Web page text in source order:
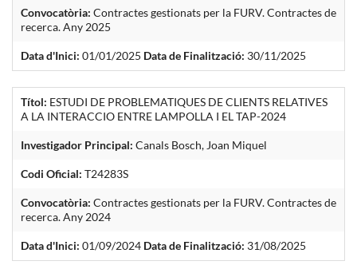
Convocatòria: Contractes gestionats per la FURV. Contractes de
recerca. Any 2025
Data d'Inici: 01/01/2025 Data de Finalització: 30/11/2025
Títol: ESTUDI DE PROBLEMATIQUES DE CLIENTS RELATIVES
A LA INTERACCIO ENTRE LAMPOLLA I EL TAP-2024
Investigador Principal: Canals Bosch, Joan Miquel
Codi Oficial: T24283S
Convocatòria: Contractes gestionats per la FURV. Contractes de
recerca. Any 2024
Data d'Inici: 01/09/2024 Data de Finalització: 31/08/2025